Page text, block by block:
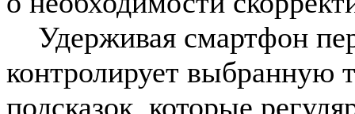
Удерживая смартфон
контролирует выбранную
подсказок, которые